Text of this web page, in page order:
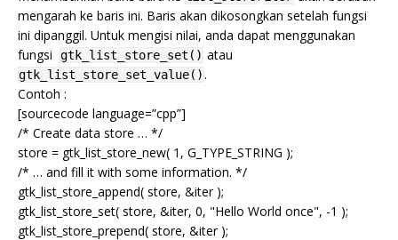
mengarah ke baris ini. Baris akan dikosongkan setelah fungsi
ini dipanggil. Untuk mengisi nilai, anda dapat menggunakan
fungsi
gtk_list_store_set() atau
gtk_list_store_set_value().
Contoh :
[sourcecode language=”cpp”]
/* Create data store … */
store = gtk_list_store_new( 1, G_TYPE_STRING );
/* … and fill it with some information. */
gtk_list_store_append( store, &iter );
gtk_list_store_set( store, &iter, 0, "Hello World once", -1 );
gtk_list_store_prepend( store, &iter );